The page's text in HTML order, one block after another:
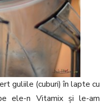
guliile (cuburi) în lapte cu
ele-n Vitamix și le-am